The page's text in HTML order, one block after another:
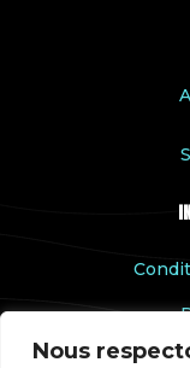
Nous